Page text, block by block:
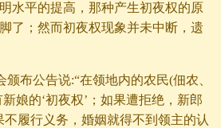
水平的提高，那种产生初夜权的原
了；然而初夜权现象并未中断，遗
颁布公告说:“在领地内的农民(佃农、
娘的‘初夜权’；如果遭拒绝，新郎
不履行义务，婚姻就得不到领主的认